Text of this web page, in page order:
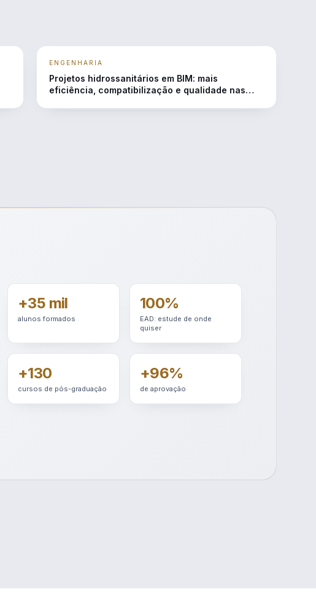
ENGENHARIA
Projetos hidrossanitários em BIM: mais
eficiência, compatibilização e qualidade nas
+35 mil
alunos formados
100%
EAD: estude de onde
quiser
+130
cursos de pós-graduação
+96%
de aprovação